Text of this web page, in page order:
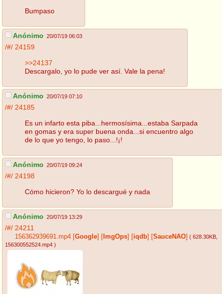
Bumpaso
Anónimo 20/07/19 06:03
/#/ 24159
>>24137
Descargalo, yo lo pude ver así. Vale la pena!
Anónimo 20/07/19 07:10
/#/ 24185
Es un infarto esta piba...hermosísima...estaba Sarpada
en gomas y era super buena onda...si encuentro algo
de lo que yo tengo, lo paso...!¡!
Anónimo 20/07/19 09:24
/#/ 24198
Cómo hicieron? Yo lo descargué y nada
Anónimo 20/07/19 13:29
/#/ 24211
156362939691.mp4 Google ImgOps iqdb SauceNAO ( 628.30KB
156300552524.mp4 )